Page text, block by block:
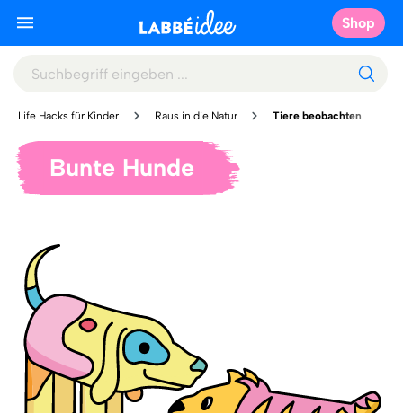
Shop
Life Hacks für Kinder Raus in die Natur Tiere beobachten
Bunte Hunde